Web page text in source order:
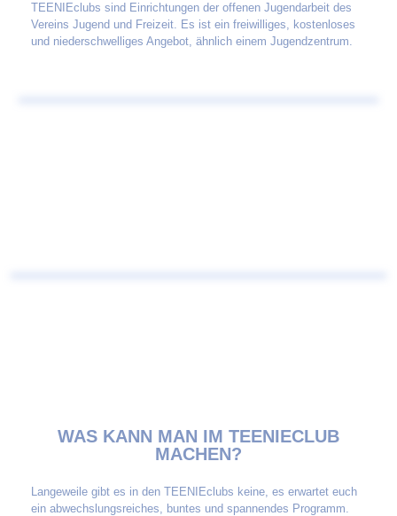
TEENIEclubs sind Einrichtungen der offenen Jugendarbeit des
Vereins Jugend und Freizeit. Es ist ein freiwilliges, kostenloses
und niederschwelliges Angebot, ähnlich einem Jugendzentrum.
WAS KANN MAN IM TEENIECLUB
MACHEN?
Langeweile gibt es in den TEENIEclubs keine, es erwartet euch
ein abwechslungsreiches, buntes und spannendes Programm.